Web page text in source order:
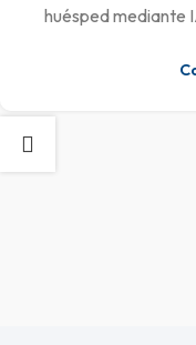
huésped mediante